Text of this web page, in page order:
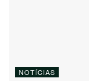
NOTÍCIAS